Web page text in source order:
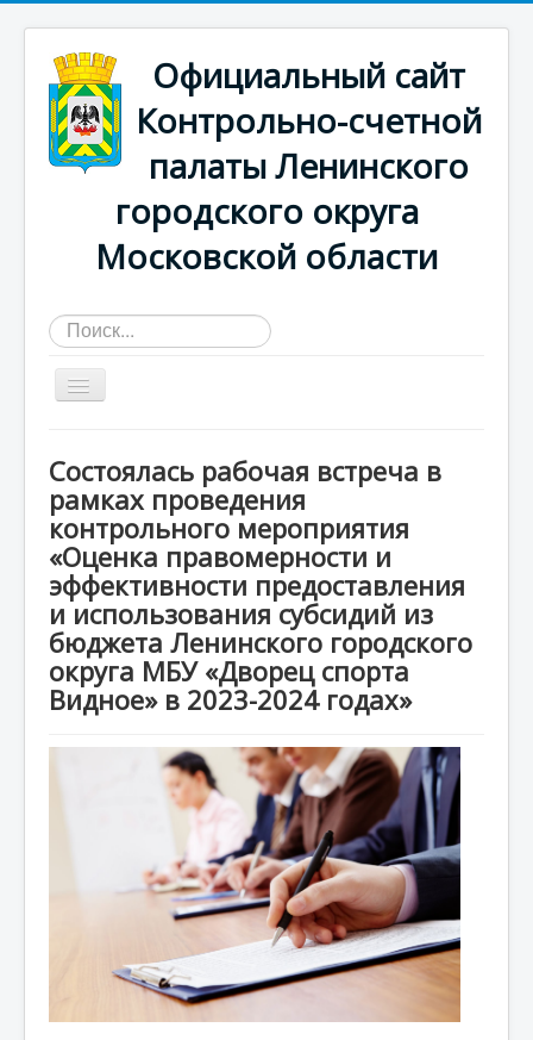
Официальный сайт
Контрольно-счетной
палаты Ленинского
городского округа
Московской области
Искать...
О КСП
Деятельность счетной палаты
Противодействие коррупции
Взаимодействие
Новости
Контакты
Состоялась рабочая встреча в
рамках проведения
контрольного мероприятия
«Оценка правомерности и
эффективности предоставления
и использования субсидий из
бюджета Ленинского городского
округа МБУ «Дворец спорта
Видное» в 2023-2024 годах»